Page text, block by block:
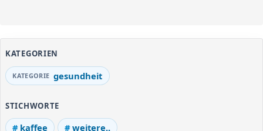
KATEGORIEN
gesundheit
STICHWORTE
kaffee weitere..